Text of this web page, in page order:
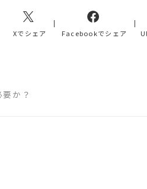
Xでシェア Facebookでシェア
か？